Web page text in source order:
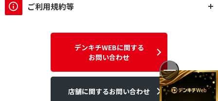
ご利用規約等
デンキチWEBに関する
お問い合わせ
店舗に関するお問い合わせ